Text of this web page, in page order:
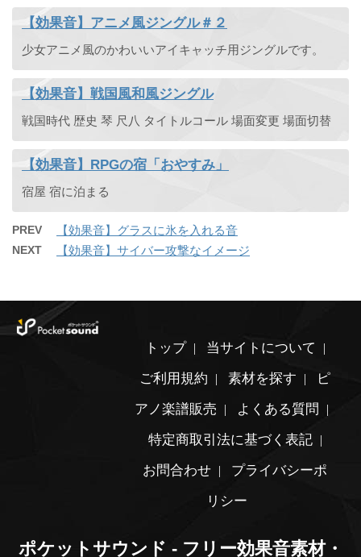
【効果音】アニメ風ジングル＃２
少女アニメ風のかわいいアイキャッチ用ジングルです。
【効果音】戦国風和風ジングル
戦国時代 歴史 琴 尺八 タイトルコール 場面変更 場面切替
【効果音】RPGの宿「おやすみ」
宿屋 宿に泊まる
PREV 【効果音】グラスに氷を入れる音
NEXT 【効果音】サイバー攻撃なイメージ
トップ
当サイトについて
ご利用規約
素材を探す
ピ
アノ楽譜販売
よくある質問
特定商取引法に基づく表記
お問合わせ
プライバシーポ
リシー
ポケットサウンド - フリー効果音素材・